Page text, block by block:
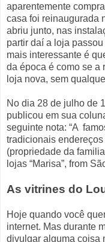
aparentemente
casa foi reinaugurada
abriu junto, nas
partir daí a loja passou
mais interessante é
da época é como se a
loja nova, sem
No dia 28 de julho de
publicou em sua
seguinte nota: “A
tradicionais
(propriedade da
lojas “Marisa”, from
As vitrines do
Hoje quando você
internet. Mas durante
divulgar alguma coisa